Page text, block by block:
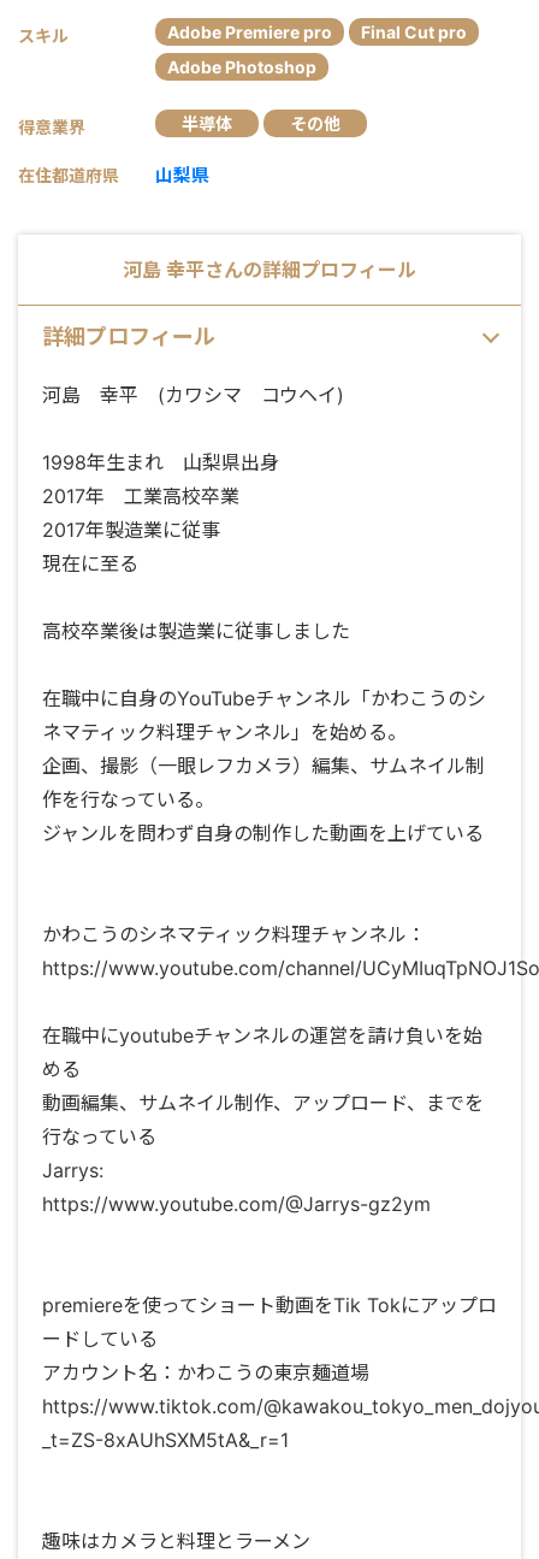
スキル Adobe Premiere pro
Final Cut pro
Adobe Photoshop
得意業界 半導体 その他
在住都道府県 山梨県
河島 幸平さんの詳細プロフィール
詳細プロフィール
河島 幸平 (カワシマ コウヘイ)
1998年生まれ 山梨県出身
2017年 工業高校卒業
2017年製造業に従事
現在に至る
高校卒業後は製造業に従事しました
在職中に自身のYouTubeチャンネル「かわこうのシ
ネマティック料理チャンネル」を始める。
企画、撮影（一眼レフカメラ）編集、サムネイル制
作を行なっている。
ジャンルを問わず自身の制作した動画を上げている
かわこうのシネマティック料理チャンネル：
https://www.youtube.com/channel/
在職中にyoutubeチャンネルの運営を請け負いを始
める
動画編集、サムネイル制作、アップロード、までを
行なっている
Jarrys:
https://www.youtube.com/@Jarrys-gz2ym
premiereを使ってショート動画をTik Tokにアップロ
ードしている
アカウント名：かわこうの東京麺道場
https://www.tiktok.com/
_t=ZS-8xAUhSXM5tA&_r=1
趣味はカメラと料理とラーメン